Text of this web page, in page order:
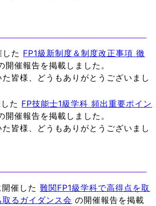
た FP1級新制度＆制度改正事項 徹
開催報告を掲載しました。
皆様、どうもありがとうございまし
た FP技能士1級学科 頻出重要ポイン
開催報告を掲載しました。
皆様、どうもありがとうございまし
開催した難関FP1級学科で高得点を取
るガイダンス会 の開催報告を掲載